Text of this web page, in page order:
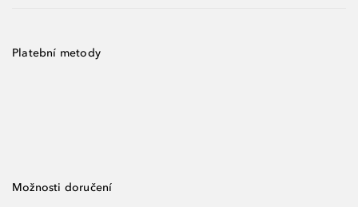
Platební metody
Možnosti doručení